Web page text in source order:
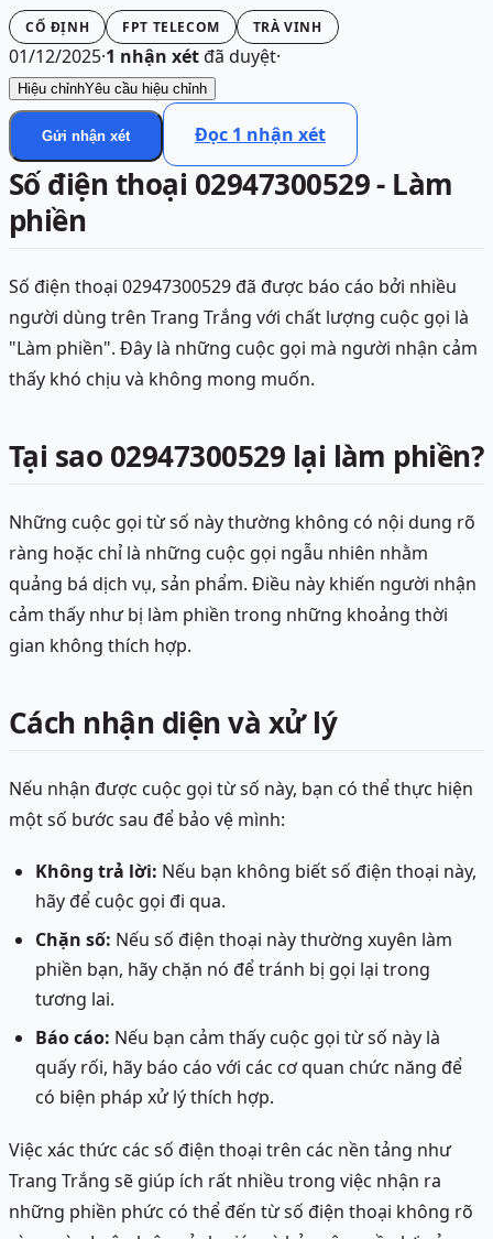
CỐ ĐỊNH FPT TELECOM TRÀ VINH
01/12/2025·1 nhận xétđã duyệt·
Hiệu chỉnhYêu cầu hiệu chỉnh
Gửi nhận xét Đọc 1 nhận xét
Số điện thoại 02947300529 - Làm
phiền
Số điện thoại 02947300529 đã được báo cáo bởi nhiều
người dùng trên Trang Trắng với chất lượng cuộc gọi là
"Làm phiền". Đây là những cuộc gọi mà người nhận cảm
thấy khó chịu và không mong muốn.
Tại sao 02947300529 lại làm phiền?
Những cuộc gọi từ số này thường không có nội dung rõ
ràng hoặc chỉ là những cuộc gọi ngẫu nhiên nhằm
quảng bá dịch vụ, sản phẩm. Điều này khiến người nhận
cảm thấy như bị làm phiền trong những khoảng thời
gian không thích hợp.
Cách nhận diện và xử lý
Nếu nhận được cuộc gọi từ số này, bạn có thể thực hiện
một số bước sau để bảo vệ mình:
Không trả lời: Nếu bạn không biết số điện thoại này,
hãy để cuộc gọi đi qua.
Chặn số: Nếu số điện thoại này thường xuyên làm
phiền bạn, hãy chặn nó để tránh bị gọi lại trong
tương lai.
Báo cáo: Nếu bạn cảm thấy cuộc gọi từ số này là
quấy rối, hãy báo cáo với các cơ quan chức năng để
có biện pháp xử lý thích hợp.
Việc xác thức các số điện thoại trên các nền tảng như
Trang Trắng sẽ giúp ích rất nhiều trong việc nhận ra
những phiền phức có thể đến từ số điện thoại không rõ